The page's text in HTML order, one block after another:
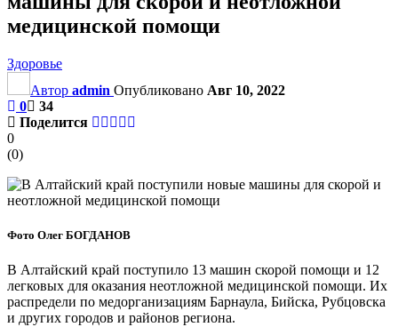
медицинской помощи
Здоровье
Автор admin Опубликовано Авг 10, 2022
0
34
Поделится
0
(0)
Фото Олег БОГДАНОВ
В Алтайский край поступило 13 машин скорой помощи и 12
легковых для оказания неотложной медицинской помощи. Их
распредели по медорганизациям Барнаула, Бийска, Рубцовска
и других городов и районов региона.